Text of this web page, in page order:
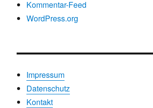
Kommentar-Feed
WordPress.org
Impressum
Datenschutz
Kontakt